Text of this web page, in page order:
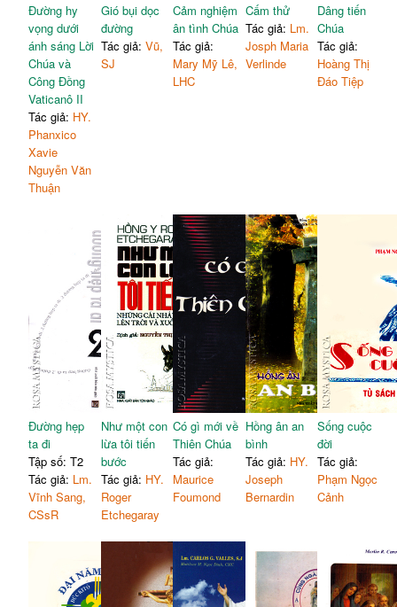
Đường hy
vọng dưới
ánh sáng Lời
Chúa và
Công Đồng
Vaticanô II
Tác giả: HY.
Phanxico
Xavie
Nguyễn Văn
Thuận
Gió bụi dọc
đường
Tác giả: Vũ,
SJ
Cảm nghiệm
ân tình Chúa
Tác giả:
Mary Mỹ Lê,
LHC
Cấm thử
Tác giả: Lm.
Josph Maria
Verlinde
Dâng tiến
Chúa
Tác giả:
Hoàng Thị
Đáo Tiệp
Đường hẹp
ta đi
Tập số: T2
Tác giả: Lm.
Vĩnh Sang,
CSsR
Như một con
lừa tôi tiến
bước
Tác giả: HY.
Roger
Etchegaray
Có gì mới về
Thiên Chúa
Tác giả:
Maurice
Foumond
Hồng ân an
bình
Tác giả: HY.
Joseph
Bernardin
Sống cuộc
đời
Tác giả:
Phạm Ngọc
Cảnh